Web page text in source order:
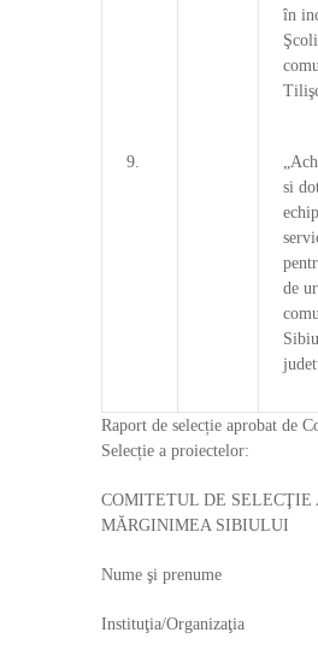
în
9.
si
de
Raport de selecție aprobat de
Selecție a proiectelor:
COMITETUL DE SELECŢIE
MĂRGINIMEA SIBIULUI
Nume şi prenume
Instituţia/Organizaţia